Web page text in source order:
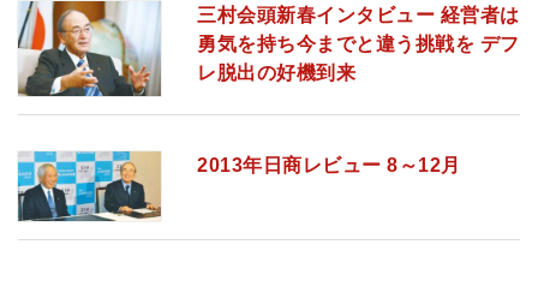
三村会頭新春インタビュー 経営者は
勇気を持ち今までと違う挑戦を デフ
レ脱出の好機到来
2013年日商レビュー 8～12月